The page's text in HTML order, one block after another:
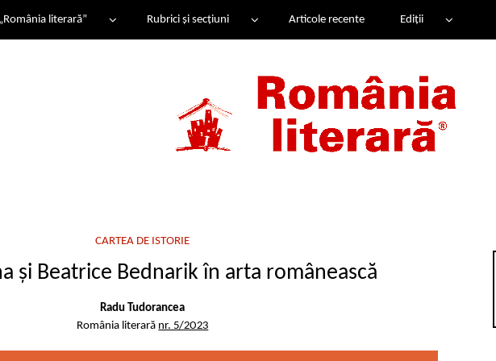
literară” Rubrici și secțiuni Articole recente Ediții
CARTEA DE ISTORIE
și Beatrice Bednarik în arta românească
Radu Tudorancea
România literară nr. 5/2023